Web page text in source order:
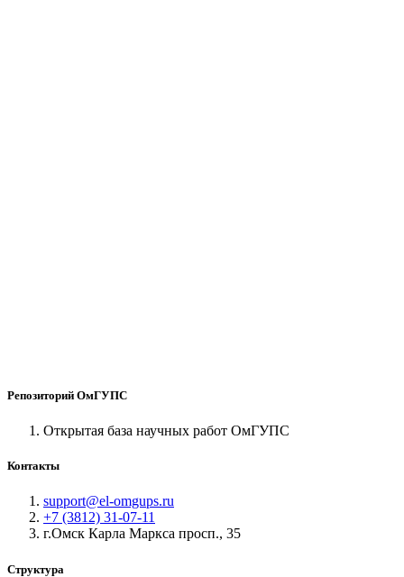
Репозиторий ОмГУПС
Открытая база научных работ ОмГУПС
Контакты
support@el-omgups.ru
+7 (3812) 31-07-11
г.Омск Карла Маркса просп., 35
Структура